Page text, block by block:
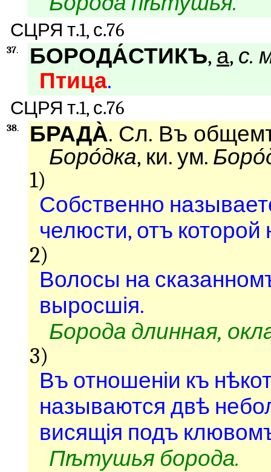
СЦРЯ т.1, с.76
37. БОРОДА́СТИКЪ, а, с.
Птица.
СЦРЯ т.1, с.76
38. БРАДА̀. Сл. Въ
Боро́дка, ки. ум.
1)
Собственно
челюсти, отъ которой
2)
Волосы на
выросшія.
Борода длинная,
3)
Въ отношеніи къ
называются двѣ
висящія подъ
Пѣтушья борода.